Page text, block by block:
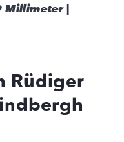
Millimeter |
Rüdiger